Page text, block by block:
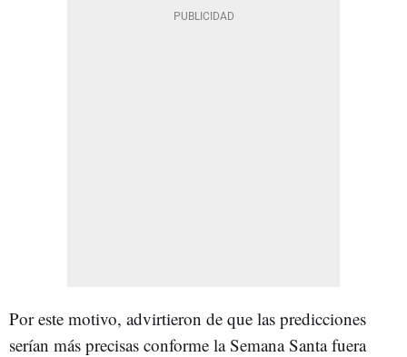
Por este motivo, advirtieron de que las predicciones
serían más precisas conforme la Semana Santa fuera